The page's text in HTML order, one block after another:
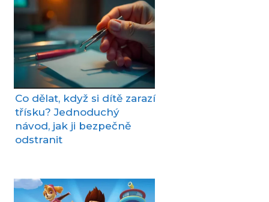
Co dělat, když si dítě zarazí
třísku? Jednoduchý
návod, jak ji bezpečně
odstranit